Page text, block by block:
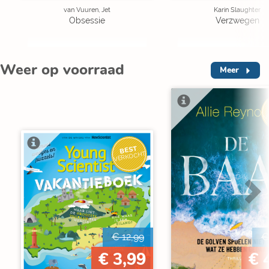
van Vuuren, Jet
Obsessie
Karin Slaughter
Verzwegen
Weer op voorraad Meer
BEST
VERKOCHT
€ 12,99
€ 3,99
€
€